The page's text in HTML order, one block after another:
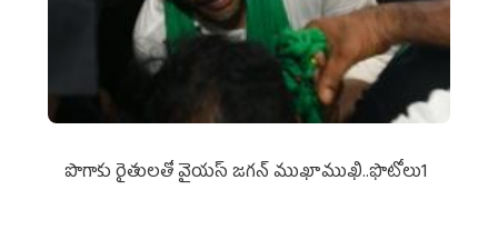
పొగాకు రైతుల‌తో వైయ‌స్ జ‌గ‌న్ ముఖాముఖి..ఫొటోలు1